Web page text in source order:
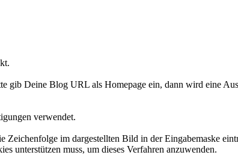
Deine Blog URL als Homepage ein, dann wird eine
verwendet.
im dargestellten Bild in der Eingabemaske
unterstützen muss, um dieses Verfahren anzuwenden.